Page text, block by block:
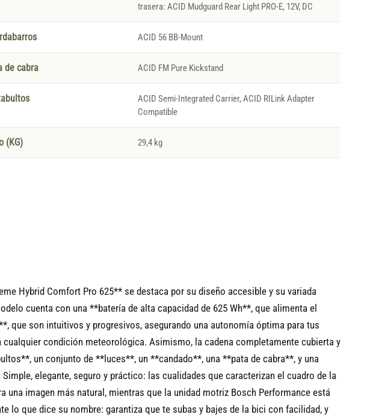
trasera: ACID Mudguard Rear Light PRO-E, 12V, DC
ACID 56 BB-Mount
de cabra ACID FM Pure Kickstand
ACID Semi-Integrated Carrier, ACID RILink Adapter
Compatible
(KG) 29,4 kg
Hybrid Comfort Pro 625** se destaca por su diseño accesible y su variada
cuenta con una **batería de alta capacidad de 625 Wh**, que alimenta el
son intuitivos y progresivos, asegurando una autonomía óptima para tus
condición meteorológica. Asimismo, la cadena completamente cubierta y
un conjunto de **luces**, un **candado**, una **pata de cabra**, y una
Simple, elegante, seguro y práctico: las cualidades que caracterizan el cuadro de la
una imagen más natural, mientras que la unidad motriz Bosch Performance está
lo que dice su nombre: garantiza que te subas y bajes de la bici con facilidad, y